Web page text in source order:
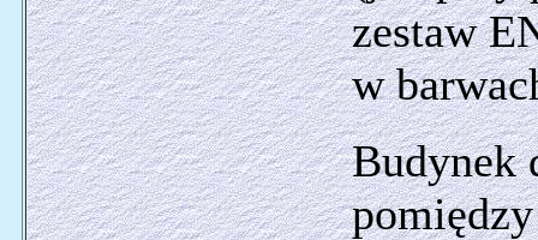
zestaw
w
Budynek